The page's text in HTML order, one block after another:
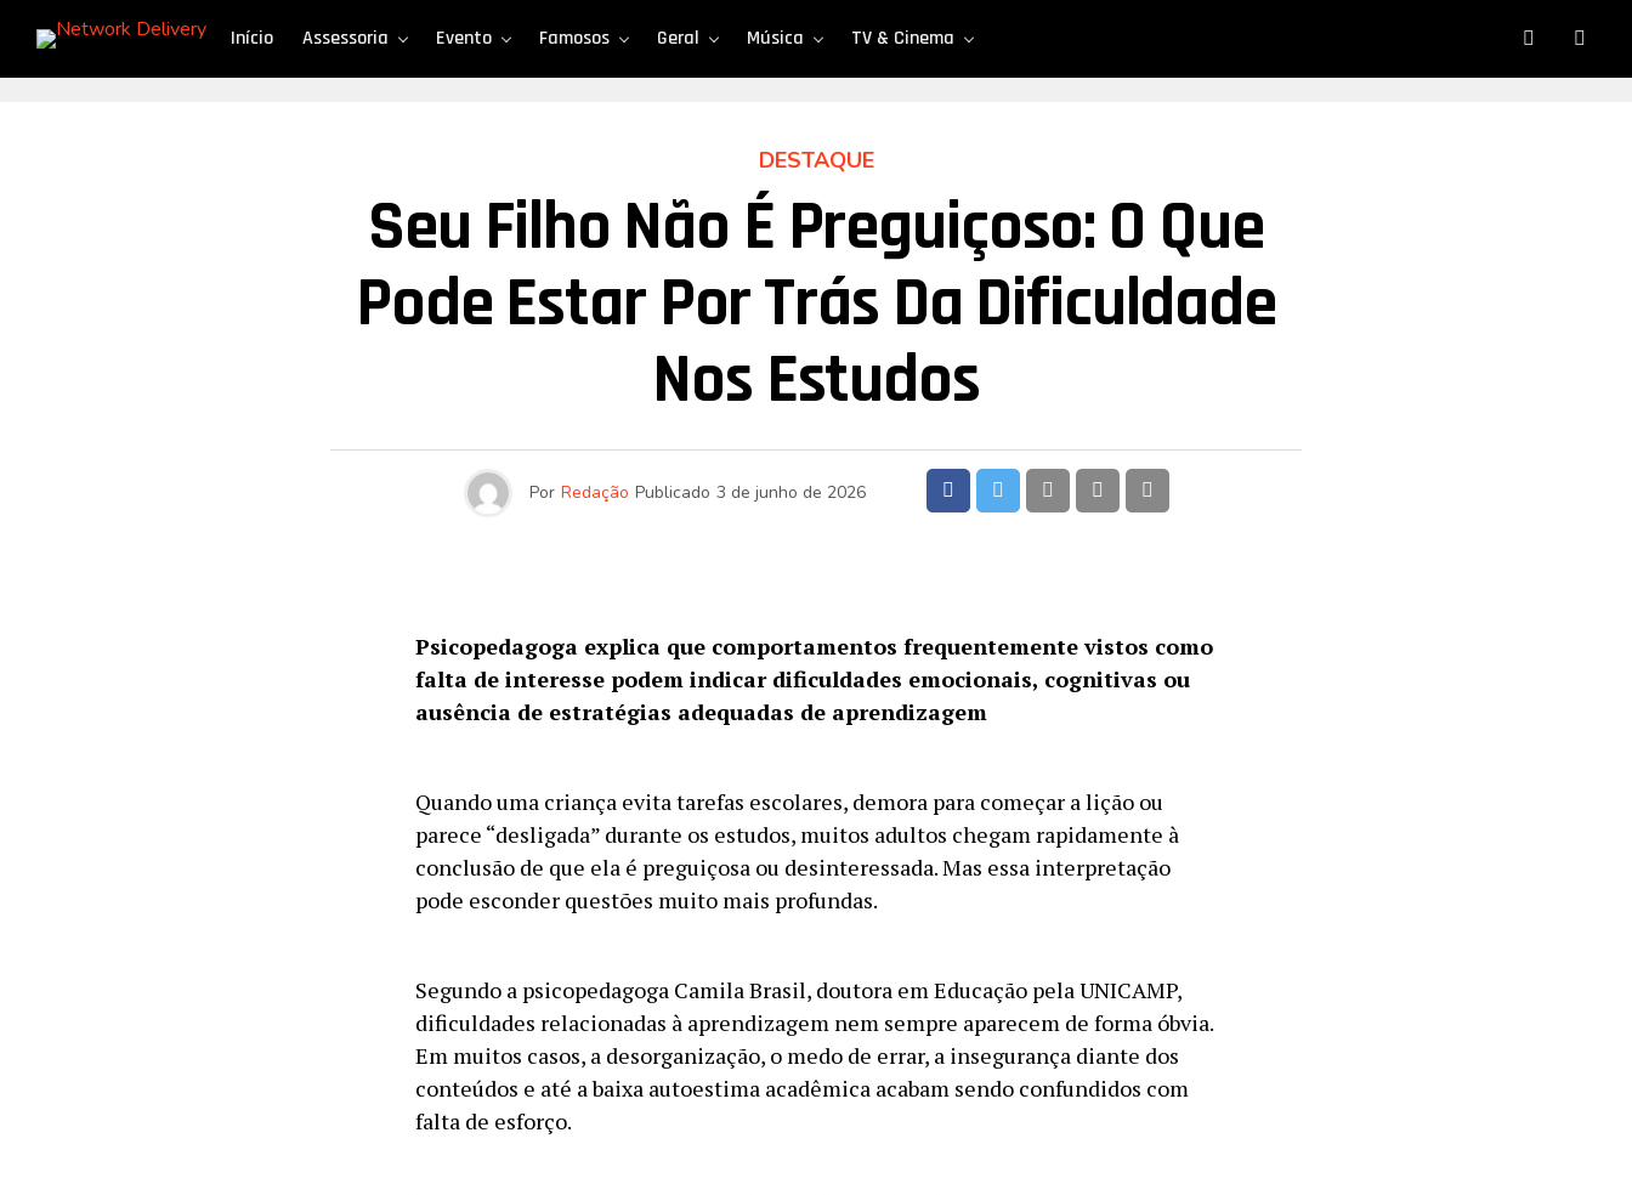
Início Assessoria Evento Famosos Geral Música TV & Cinema
DESTAQUE
Seu Filho Não É Preguiçoso: O Que
Pode Estar Por Trás Da Dificuldade
Nos Estudos
Por Redação Publicado 3 de junho de 2026
Psicopedagoga explica que comportamentos frequentemente vistos como
falta de interesse podem indicar dificuldades emocionais, cognitivas ou
ausência de estratégias adequadas de aprendizagem
Quando uma criança evita tarefas escolares, demora para começar a lição ou
parece “desligada” durante os estudos, muitos adultos chegam rapidamente à
conclusão de que ela é preguiçosa ou desinteressada. Mas essa interpretação
pode esconder questões muito mais profundas.
Segundo a psicopedagoga Camila Brasil, doutora em Educação pela UNICAMP,
dificuldades relacionadas à aprendizagem nem sempre aparecem de forma óbvia.
Em muitos casos, a desorganização, o medo de errar, a insegurança diante dos
conteúdos e até a baixa autoestima acadêmica acabam sendo confundidos com
falta de esforço.